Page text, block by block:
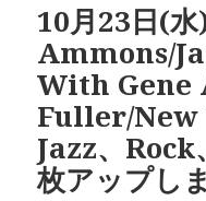
10月23日(
Ammons/
With
Fuller/
Jazz、Rock
枚アップし